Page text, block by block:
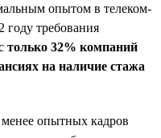
опытом в телеком-
году требования
только 32% компаний
на наличие стажа
опытных кадров